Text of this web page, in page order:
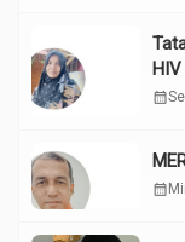
calendar_month
calendar_month